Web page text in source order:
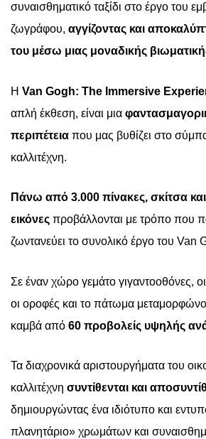
συναισθηματικό ταξίδι στο έργο του
ζωγράφου, αγγίζοντας και
του μέσω μιας μοναδικής
Η Van Gogh: The Immersive
απλή έκθεση, είναι μια
περιπέτεια που μας βυθίζει στο
καλλιτέχνη.
Πάνω από 3.000 πίνακες, σκίτσα
εικόνες προβάλλονται με τρόπο που
ζωντανεύει το συνολικό έργο του Van
Σε έναν χώρο γεμάτο γιγαντοοθόνες,
οι οροφές και το πάτωμα
καμβά από 60 προβολείς υψηλής
Τα διαχρονικά αριστουργήματα του
καλλιτέχνη συντίθενται και
δημιουργώντας ένα ιδιότυπο και
πλανητάριο» χρωμάτων και